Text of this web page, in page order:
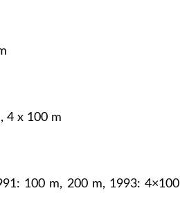
4 x 100 m
100 m, 200 m, 1993: 4×100